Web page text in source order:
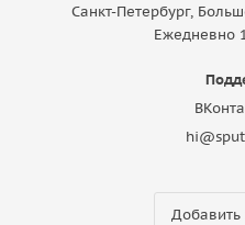
Санкт-Петербург,
Ежедневно
Добавить